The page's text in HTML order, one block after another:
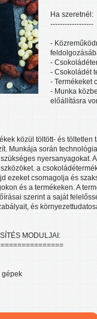
Ha szeretnél:
------------------
-
-
- Csokoládét
- Termékeket
- Munka
előállításra
közül töltött- és
Munkája során
nyersanyagokat.
a
ezeket csomagolja és
és a termékeken. A
szerint a saját
és
MODULJAI:
gépek